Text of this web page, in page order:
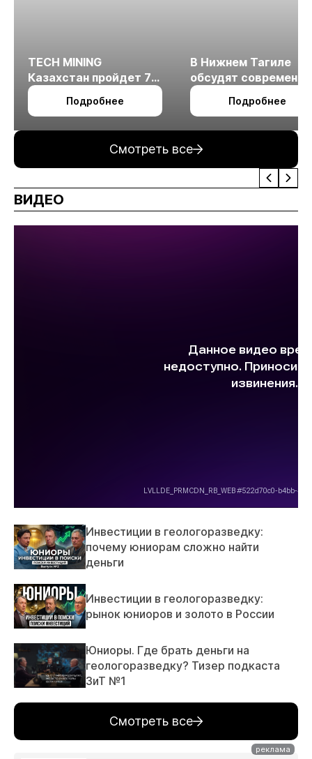
TECH MINING
Казахстан пройдет 7
октября в Алматы
Подробнее
В Нижнем Тагиле
обсудят
технологии
измельчения
Подробнее
Смотреть все
ВИДЕО
Инвестиции в геологоразведку:
почему юниорам сложно найти
деньги
Инвестиции в геологоразведку:
рынок юниоров и золото в России
Юниоры. Где брать деньги на
геологоразведку? Тизер подкаста
ЗиТ №1
Смотреть все